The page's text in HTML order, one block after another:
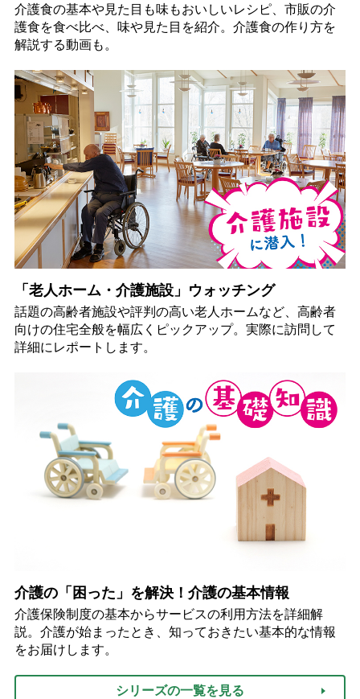
介護食の基本や見た目も味もおいしいレシピ、市販の介
護食を食べ比べ、味や見た目を紹介。介護食の作り方を
解説する動画も。
「老人ホーム・介護施設」ウォッチング
話題の高齢者施設や評判の高い老人ホームなど、高齢者
向けの住宅全般を幅広くピックアップ。実際に訪問して
詳細にレポートします。
介護の「困った」を解決！介護の基本情報
介護保険制度の基本からサービスの利用方法を詳細解
説。介護が始まったとき、知っておきたい基本的な情報
をお届けします。
シリーズの一覧を見る